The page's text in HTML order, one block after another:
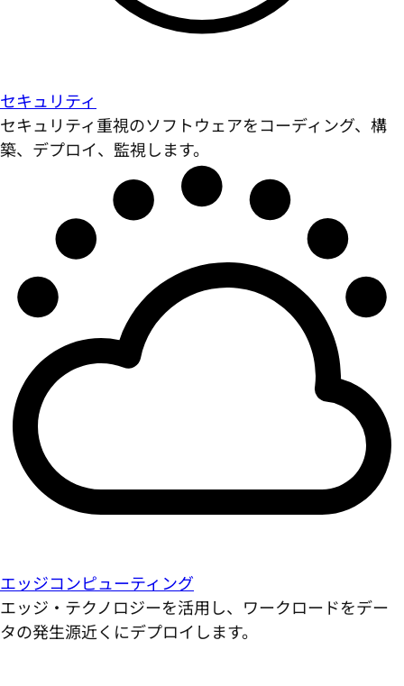
セキュリティ
セキュリティ重視のソフトウェアをコーディング、構
築、デプロイ、監視します。
エッジコンピューティング
エッジ・テクノロジーを活用し、ワークロードをデー
タの発生源近くにデプロイします。